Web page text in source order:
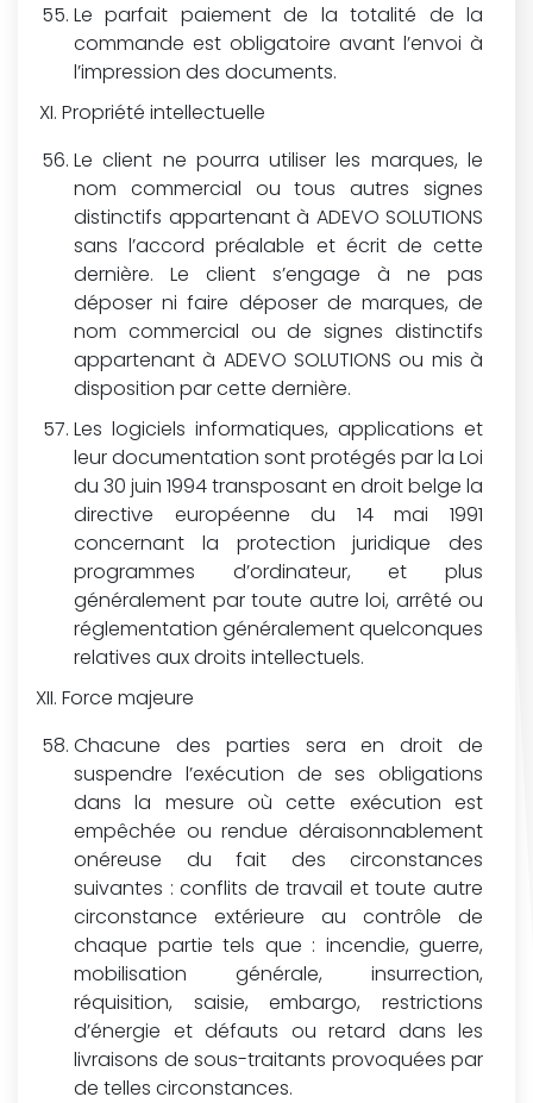
Le parfait paiement de la totalité de la
commande est obligatoire avant l’envoi à
l’impression des documents.
Propriété intellectuelle
Le client ne pourra utiliser les marques, le
nom commercial ou tous autres signes
distinctifs appartenant à ADEVO SOLUTIONS
sans l’accord préalable et écrit de cette
dernière. Le client s’engage à ne pas
déposer ni faire déposer de marques, de
nom commercial ou de signes distinctifs
appartenant à ADEVO SOLUTIONS ou mis à
disposition par cette dernière.
Les logiciels informatiques, applications et
leur documentation sont protégés par la Loi
du 30 juin 1994 transposant en droit belge la
directive européenne du 14 mai 1991
concernant la protection juridique des
programmes d’ordinateur, et plus
généralement par toute autre loi, arrêté ou
réglementation généralement quelconques
relatives aux droits intellectuels.
Force majeure
Chacune des parties sera en droit de
suspendre l’exécution de ses obligations
dans la mesure où cette exécution est
empêchée ou rendue déraisonnablement
onéreuse du fait des circonstances
suivantes : conflits de travail et toute autre
circonstance extérieure au contrôle de
chaque partie tels que : incendie, guerre,
mobilisation générale, insurrection,
réquisition, saisie, embargo, restrictions
d’énergie et défauts ou retard dans les
livraisons de sous-traitants provoquées par
de telles circonstances.